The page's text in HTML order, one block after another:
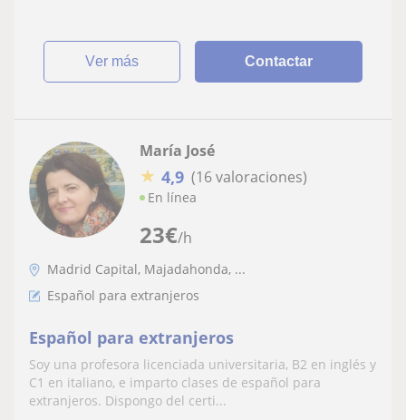
ver más Contactar
23€/h
María José
★ 4,9 (16 valoraciones)
En línea
Madrid Capital, Majadahonda, ...
Español para extranjeros
Español para extranjeros
Soy una profesora licenciada universitaria, B2 en inglés y
C1 en italiano, e imparto clases de español para
extranjeros. Dispongo del certi...